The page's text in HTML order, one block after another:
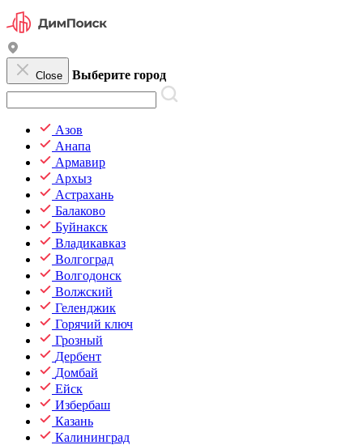
Close Выберите город
Азов
Анапа
Армавир
Архыз
Астрахань
Балаково
Буйнакск
Владикавказ
Волгоград
Волгодонск
Волжский
Геленджик
Горячий ключ
Грозный
Дербент
Домбай
Ейск
Избербаш
Казань
Калининград